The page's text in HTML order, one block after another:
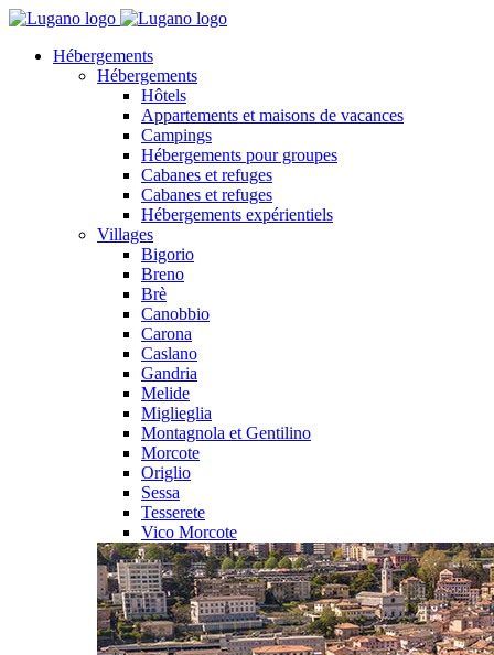
Hébergements
Hébergements
Hôtels
Appartements et maisons de vacances
Campings
Hébergements pour groupes
Cabanes et refuges
Cabanes et refuges
Hébergements expérientiels
Villages
Bigorio
Breno
Brè
Canobbio
Carona
Caslano
Gandria
Melide
Miglieglia
Montagnola et Gentilino
Morcote
Origlio
Sessa
Tesserete
Vico Morcote